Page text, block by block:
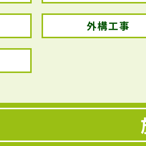
外構工事